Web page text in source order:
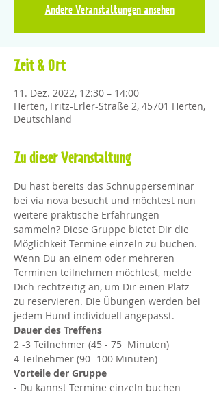
Andere Veranstaltungen ansehen
Zeit & Ort
11. Dez. 2022, 12:30 – 14:00
Herten, Fritz-Erler-Straße 2, 45701 Herten,
Deutschland
Zu dieser Veranstaltung
Du hast bereits das Schnupperseminar
bei via nova besucht und möchtest nun
weitere praktische Erfahrungen
sammeln? Diese Gruppe bietet Dir die
Möglichkeit Termine einzeln zu buchen.
Wenn Du an einem oder mehreren
Terminen teilnehmen möchtest, melde
Dich rechtzeitig an, um Dir einen Platz
zu reservieren. Die Übungen werden bei
jedem Hund individuell angepasst.
Dauer des Treffens
2 -3 Teilnehmer (45 - 75  Minuten)
4 Teilnehmer (90 -100 Minuten)​
Vorteile der Gruppe
- Du kannst Termine einzeln buchen